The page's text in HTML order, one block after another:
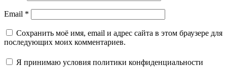
Email *
Сохранить моё имя, email и адрес сайта в этом браузере для
последующих моих комментариев.
Я принимаю условия политики конфиденциальности